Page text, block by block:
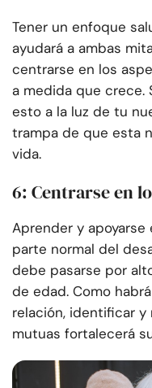
Tener un enfoque
ayudará a ambas
centrarse en los
a medida que crece.
esto a la luz de tu
trampa de que esta
vida.
6: Centrarse en
Aprender y
parte normal del
debe pasarse por
de edad. Como
relación, identificar
mutuas fortalecerá